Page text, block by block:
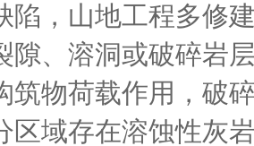
陷，山地工程多修
隙、溶洞或破碎岩
筑物荷载作用，破
区域存在溶蚀性灰